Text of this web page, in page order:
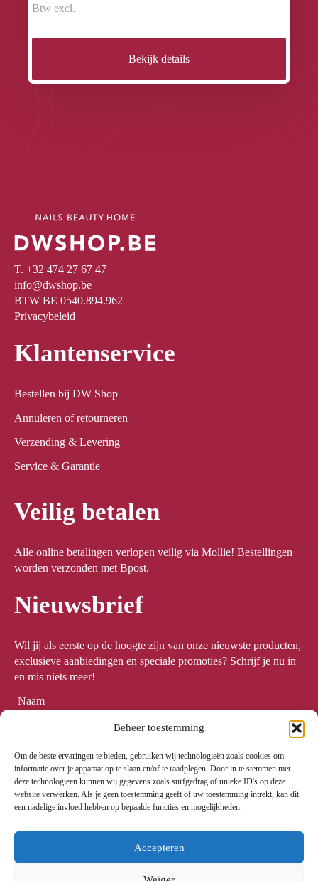
Beheer toestemming
Om de beste ervaringen te bieden, gebruiken wij technologieën zoals cookies om
informatie over je apparaat op te slaan en/of te raadplegen. Door in te stemmen met
deze technologieën kunnen wij gegevens zoals surfgedrag of unieke ID's op deze
website verwerken. Als je geen toestemming geeft of uw toestemming intrekt, kan dit
een nadelige invloed hebben op bepaalde functies en mogelijkheden.
Accepteren
Btw excl.
Bekijk details
T. +32 474 27 67 47
info@dwshop.be
BTW BE 0540.894.962
Privacybeleid
Klantenservice
Bestellen bij DW Shop
Annuleren of retourneren
Verzending & Levering
Service & Garantie
Veilig betalen
Alle online betalingen verlopen veilig via Mollie! Bestellingen
worden verzonden met Bpost.
Nieuwsbrief
Wil jij als eerste op de hoogte zijn van onze nieuwste producten,
exclusieve aanbiedingen en speciale promoties? Schrijf je nu in
en mis niets meer!
Naam *
Email *
Meld me aan